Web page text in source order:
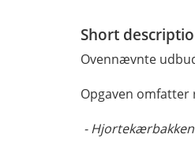
Short
Ovennævnte
Opgaven omfatter
- Hjortekærbakken